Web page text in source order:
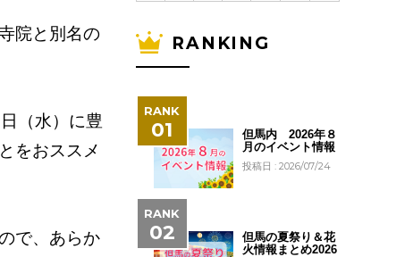
院と別名の
（水）に豊
をおススメ
で、あらか
RANKING
但馬内 2026年８
月のイベント情報
投稿日 : 2026/07/24
但馬の夏祭り＆花
火情報まとめ2026